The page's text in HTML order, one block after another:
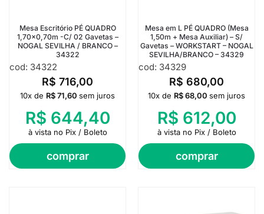
Mesa Escritório PÉ QUADRO
1,70×0,70m -C/ 02 Gavetas –
NOGAL SEVILHA / BRANCO –
34322
cod: 34322
R$ 716,00
comprar
10x de R$71,60 sem juros
R$ 644,40
à vista no Pix / Boleto
Mesa em L PÉ QUADRO (Mesa
1,50m + Mesa Auxiliar) – S/
Gavetas – WORKSTART – NOGAL
SEVILHA/BRANCO – 34329
cod: 34329
R$ 680,00
comprar
10x de R$68,00 sem juros
R$ 612,00
à vista no Pix / Boleto